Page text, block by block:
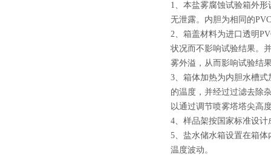
1、本盐雾腐蚀试验箱外
无泄露。内胆为相同的
2、箱盖材料为进口透明
状况而不影响试验结果。
雾外溢，从而影响试验结
3、箱体加热为内胆水槽
的温度，并经过过滤去除
以通过调节喷雾塔塔尖高
4、样品架按国家标准设
5、盐水储水箱设置在箱
温度波动。